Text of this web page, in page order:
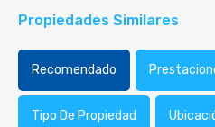
Propiedades Similares
Recomendado
Tipo De Propiedad